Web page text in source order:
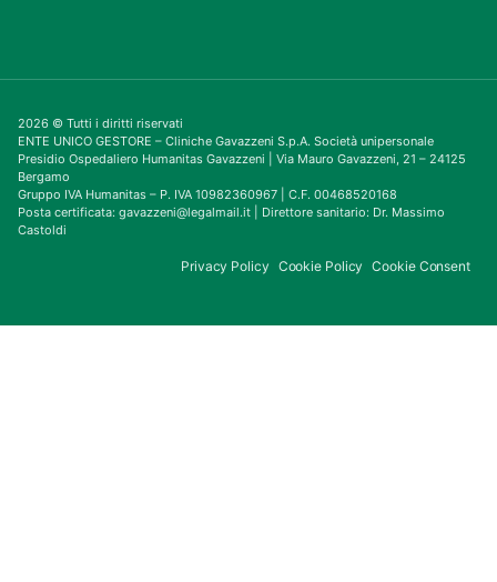
2026 © Tutti i diritti riservati
ENTE UNICO GESTORE – Cliniche Gavazzeni S.p.A. Società unipersonale
Presidio Ospedaliero Humanitas Gavazzeni | Via Mauro Gavazzeni, 21 – 24125
Bergamo
Gruppo IVA Humanitas – P. IVA 10982360967 | C.F. 00468520168
Posta certificata: gavazzeni@legalmail.it | Direttore sanitario: Dr. Massimo
Castoldi
Privacy Policy Cookie Policy Cookie Consent